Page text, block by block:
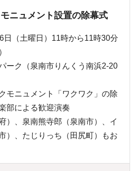
ニュメント設置の除幕式
日（土曜日）11時から11時30分
ーク（泉南市りんくう南浜2-20
モニュメント「ワクワク」の除
部による歓迎演奏
）、泉南熊寺郎（泉南市）、イ
）、たじりっち（田尻町）もお